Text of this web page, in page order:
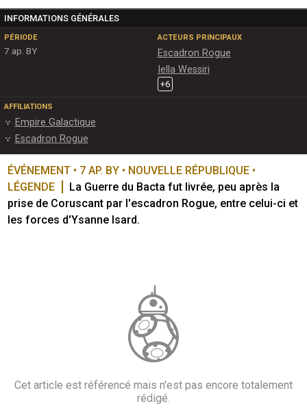
INFORMATIONS GÉNÉRALES
PÉRIODE
7 ap. BY
ACTEURS PRINCIPAUX
Escadron Rogue
Iella Wessiri
+6
AFFILIATIONS
Empire Galactique
Escadron Rogue
ÉVÉNEMENT • 7 AP. BY • NOUVELLE RÉPUBLIQUE •
LÉGENDE
La Guerre du Bacta fut livrée, peu après la
prise de Coruscant par l'escadron Rogue, entre celui-ci et
les forces d'Ysanne Isard.
Cet article est référencé mais n'est pas encore totalement
rédigé.